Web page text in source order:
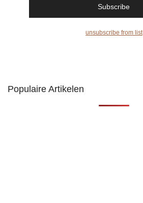
unsubscribe from list
Populaire Artikelen